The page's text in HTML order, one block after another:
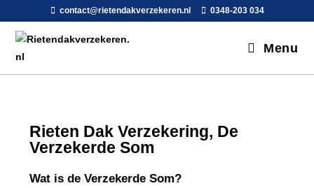
contact@rietendakverzekeren.nl 0348-203 034
Menu
Rieten Dak Verzekering, De
Verzekerde Som
Wat is de Verzekerde Som?